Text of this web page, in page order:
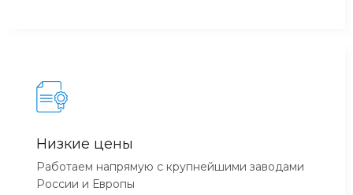
Низкие цены
Работаем напрямую с крупнейшими заводами
России и Европы